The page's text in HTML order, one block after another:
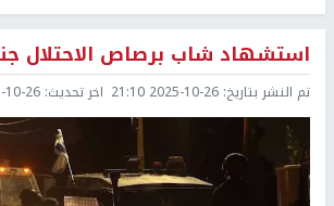
استشهاد شاب برصاص الاحتلال
تم النشر بتاريخ: 2025-10-26 21:10 اخر تحديث: 26 21:10